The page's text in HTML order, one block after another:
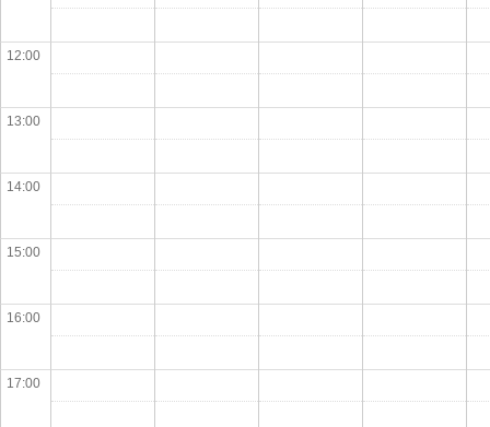
12:00
13:00
14:00
15:00
16:00
17:00